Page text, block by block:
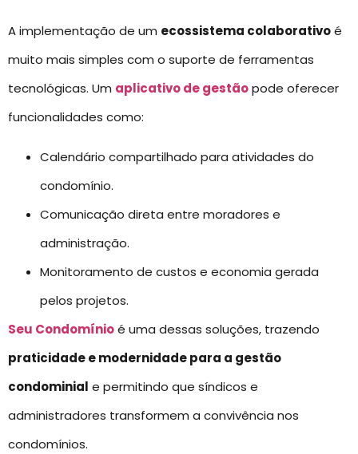
A implementação de um ecossistema colaborativoé
muito mais simples com o suporte de ferramentas
tecnológicas. Um aplicativo de gestãopode oferecer
funcionalidades como:
Calendário compartilhado para atividades do
condomínio.
Comunicação direta entre moradores e
administração.
Monitoramento de custos e economia gerada
pelos projetos.
Seu Condomínioé uma dessas soluções, trazendo
praticidade e modernidade para a gestão
condominial e permitindo que síndicos e
administradores transformem a convivência nos
condomínios.